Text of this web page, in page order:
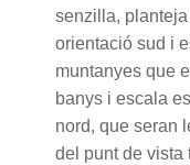
senzilla,
orientació sud i
muntanyes que
banys i escala
nord, que seran
del punt de vista